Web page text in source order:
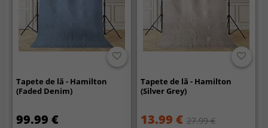
Tapete de lã - Hamilton
(Faded Denim)
99.99 €
Tapete de lã - Hamilton
(Silver Grey)
13.99 € 27.99 €